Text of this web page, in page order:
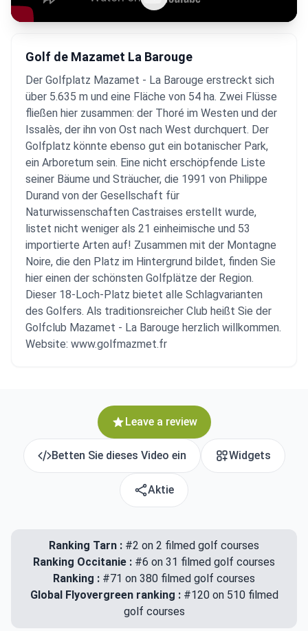
Golf de Mazamet La Barouge
Der Golfplatz Mazamet - La Barouge erstreckt sich
über 5.635 m und eine Fläche von 54 ha. Zwei Flüsse
fließen hier zusammen: der Thoré im Westen und der
Issalès, der ihn von Ost nach West durchquert. Der
Golfplatz könnte ebenso gut ein botanischer Park,
ein Arboretum sein. Eine nicht erschöpfende Liste
seiner Bäume und Sträucher, die 1991 von Philippe
Durand von der Gesellschaft für
Naturwissenschaften Castraises erstellt wurde,
listet nicht weniger als 21 einheimische und 53
importierte Arten auf! Zusammen mit der Montagne
Noire, die den Platz im Hintergrund bildet, finden Sie
hier einen der schönsten Golfplätze der Region.
Dieser 18-Loch-Platz bietet alle Schlagvarianten
des Golfers. Als traditionsreicher Club heißt Sie der
Golfclub Mazamet - La Barouge herzlich willkommen.
Website: www.golfmazmet.fr
Leave a review
Betten Sie dieses Video ein Widgets
Aktie
Ranking Tarn : #2 on 2 filmed golf courses
Ranking Occitanie : #6 on 31 filmed golf courses
Ranking : #71 on 380 filmed golf courses
Global Flyovergreen ranking : #120 on 510 filmed
golf courses